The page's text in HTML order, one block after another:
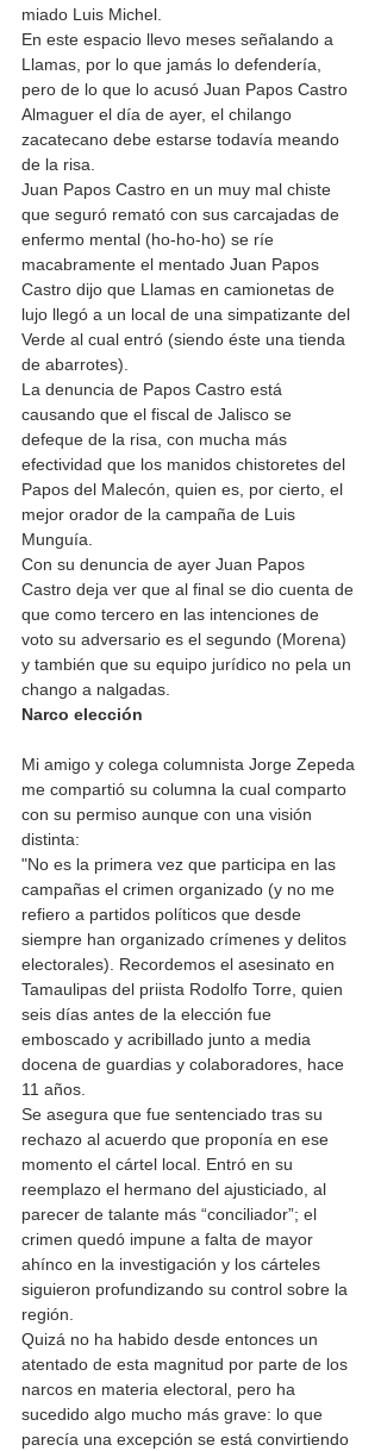
miado Luis Michel.
En este espacio llevo meses señalando a
Llamas, por lo que jamás lo defendería,
pero de lo que lo acusó Juan Papos Castro
Almaguer el día de ayer, el chilango
zacatecano debe estarse todavía meando
de la risa.
Juan Papos Castro en un muy mal chiste
que seguró remató con sus carcajadas de
enfermo mental (ho-ho-ho) se ríe
macabramente el mentado Juan Papos
Castro dijo que Llamas en camionetas de
lujo llegó a un local de una simpatizante del
Verde al cual entró (siendo éste una tienda
de abarrotes).
La denuncia de Papos Castro está
causando que el fiscal de Jalisco se
defeque de la risa, con mucha más
efectividad que los manidos chistoretes del
Papos del Malecón, quien es, por cierto, el
mejor orador de la campaña de Luis
Munguía.
Con su denuncia de ayer Juan Papos
Castro deja ver que al final se dio cuenta de
que como tercero en las intenciones de
voto su adversario es el segundo (Morena)
y también que su equipo jurídico no pela un
chango a nalgadas.
Narco elección
Mi amigo y colega columnista Jorge Zepeda
me compartió su columna la cual comparto
con su permiso aunque con una visión
distinta:
"No es la primera vez que participa en las
campañas el crimen organizado (y no me
refiero a partidos políticos que desde
siempre han organizado crímenes y delitos
electorales). Recordemos el asesinato en
Tamaulipas del priista Rodolfo Torre, quien
seis días antes de la elección fue
emboscado y acribillado junto a media
docena de guardias y colaboradores, hace
11 años.
Se asegura que fue sentenciado tras su
rechazo al acuerdo que proponía en ese
momento el cártel local. Entró en su
reemplazo el hermano del ajusticiado, al
parecer de talante más “conciliador”; el
crimen quedó impune a falta de mayor
ahínco en la investigación y los cárteles
siguieron profundizando su control sobre la
región.
Quizá no ha habido desde entonces un
atentado de esta magnitud por parte de los
narcos en materia electoral, pero ha
sucedido algo mucho más grave: lo que
parecía una excepción se está convirtiendo